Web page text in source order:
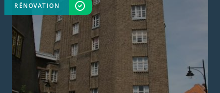
RÉNOVATION TERMINÉ